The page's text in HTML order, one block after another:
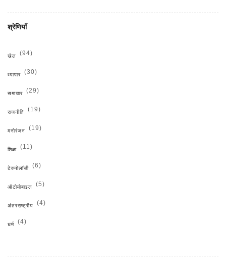
श्रेणियाँ
खेल (94)
व्यापार (30)
समाचार (29)
राजनीति (19)
मनोरंजन (19)
शिक्षा (11)
टेक्नोलॉजी (6)
ऑटोमोबाइल (5)
अंतरराष्ट्रीय (4)
धर्म (4)